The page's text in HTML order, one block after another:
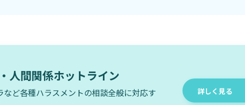
人間関係ホットライン
など各種ハラスメントの相談全般に対応す
詳しく見る